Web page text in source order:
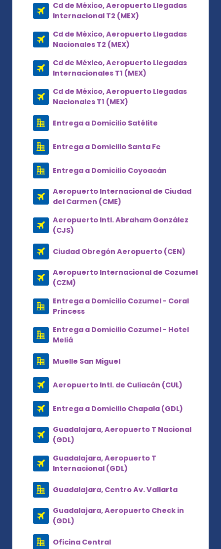
Cd de México, Aeropuerto Llegadas
Internacional T2 (MEX)
Cd de México, Aeropuerto Llegadas
Nacionales T2 (MEX)
Cd de México, Aeropuerto Llegadas
Internacionales T1 (MEX)
Cd de México, Aeropuerto Llegadas
Nacionales T1 (MEX)
Entrega a Domicilio Satélite
Entrega a Domicilio Santa Fe
Entrega a Domicilio Coyoacán
Aeropuerto Internacional de Ciudad
del Carmen (CME)
Aeropuerto Intl. Abraham González
(CJS)
Ciudad Obregón Aeropuerto (CEN)
Aeropuerto Internacional de Cozumel
(CZM)
Entrega a Domicilio Cozumel - Coral
Princess
Entrega a Domicilio Cozumel - Hotel
Meliá
Muelle San Miguel
Aeropuerto Intl. de Culiacán (CUL)
Entrega a Domicilio Chapala (GDL)
Guadalajara, Aeropuerto T Nacional
(GDL)
Guadalajara, Aeropuerto T
Internacional (GDL)
Guadalajara, Centro Av. Vallarta
Guadalajara, Aeropuerto Check in
(GDL)
Oficina Central